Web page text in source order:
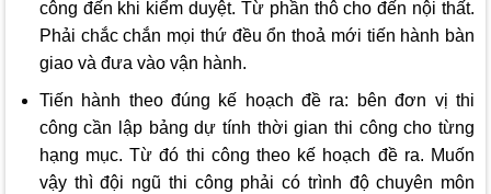
công đến khi kiểm duyệt. Từ phần thô cho đến nội thất.
Phải chắc chắn mọi thứ đều ổn thoả mới tiến hành bàn
giao và đưa vào vận hành.
Tiến hành theo đúng kế hoạch đề ra: bên đơn vị thi
công cần lập bảng dự tính thời gian thi công cho từng
hạng mục. Từ đó thi công theo kế hoạch đề ra. Muốn
vậy thì đội ngũ thi công phải có trình độ chuyên môn